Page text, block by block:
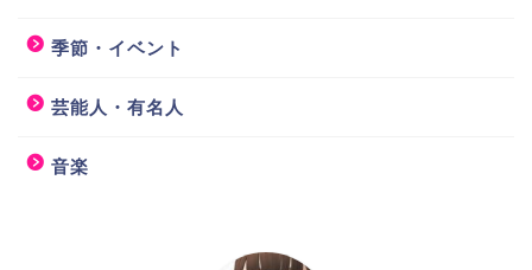
季節・イベント
芸能人・有名人
音楽